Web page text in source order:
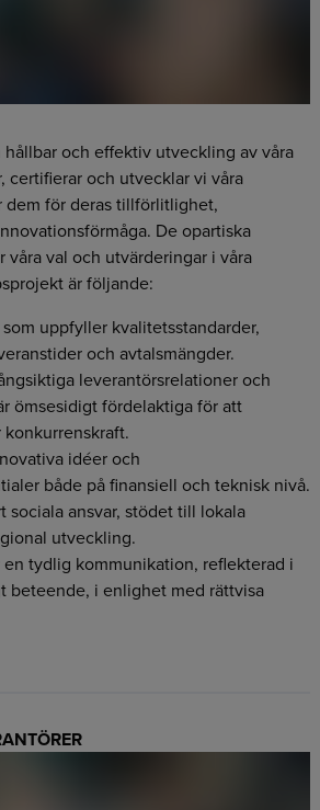
hållbar och effektiv utveckling av våra
certifierar och utvecklar vi våra
dem för deras tillförlitlighet,
De opartiska
våra val och utvärderingar i våra
är följande:
uppfyller kvalitetsstandarder,
och avtalsmängder.
leverantörsrelationer och
ömsesidigt fördelaktiga för att
konkurrenskraft.
idéer och
både på finansiell och teknisk nivå.
sociala ansvar, stödet till lokala
utveckling.
tydlig kommunikation, reflekterad i
beteende, i enlighet med rättvisa